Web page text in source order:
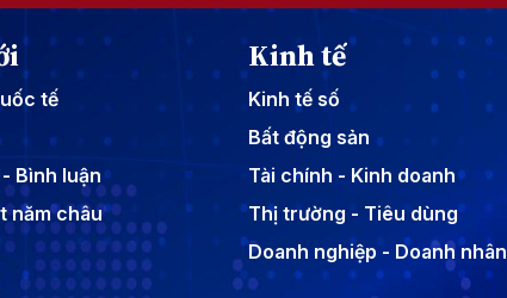
tế
Bình luận
năm châu
Kinh tế
Kinh tế số
Bất động sản
Tài chính - Kinh doanh
Thị trường - Tiêu dùng
Doanh nghiệp - Doanh nhân